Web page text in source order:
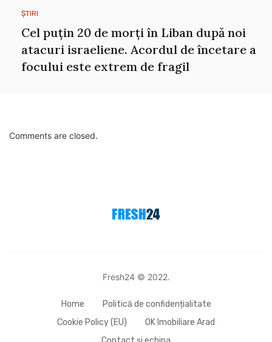
ȘTIRI
Cel puțin 20 de morți în Liban după noi
atacuri israeliene. Acordul de încetare a
focului este extrem de fragil
Comments are closed.
Fresh24 © 2022.
Home
Politică de confidențialitate
Cookie Policy (EU)
OK Imobiliare Arad